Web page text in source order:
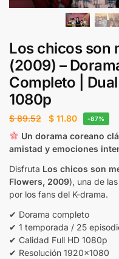
Los chicos son
(2009) –
Completo |
1080p
$89.52 $ 11.80 -87%
Un dorama coreano
amistad y emociones
Disfruta Los chicos son
Flowers, 2009), una de
por los fans del K-drama.
✔ Dorama completo
✔ 1 temporada / 25
✔ Calidad Full HD 1080p
✔ Resolución 1920×1080